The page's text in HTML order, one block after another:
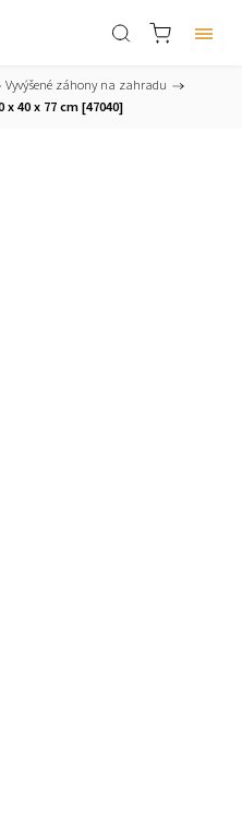
Vyvýšené záhony na zahradu /
40 x 77 cm [47040]